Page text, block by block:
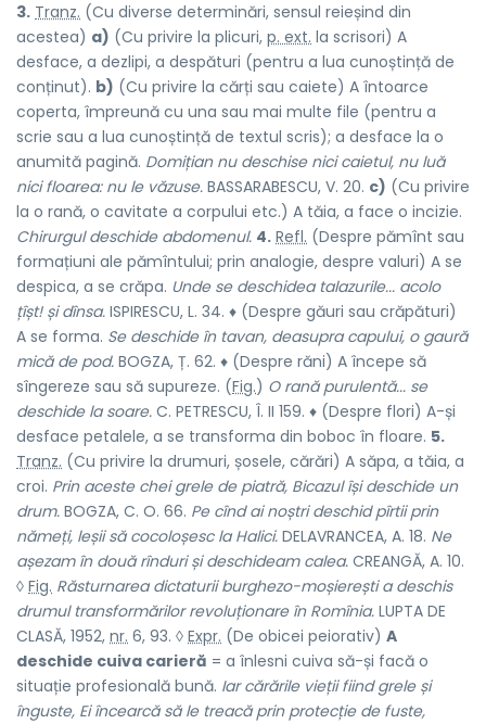
3. Tranz. (Cu diverse determinări, sensul reieșind din
acestea) a) (Cu privire la plicuri, p. ext. la scrisori) A
desface, a dezlipi, a despături (pentru a lua cunoștință de
conținut). b) (Cu privire la cărți sau caiete) A întoarce
coperta, împreună cu una sau mai multe file (pentru a
scrie sau a lua cunoștință de textul scris); a desface la o
anumită pagină. Domițian nu deschise nici caietul, nu luă
nici floarea: nu le văzuse. BASSARABESCU, V. 20. c) (Cu privire
la o rană, o cavitate a corpului etc.) A tăia, a face o incizie.
Chirurgul deschide abdomenul. 4. Refl. (Despre pămînt sau
formațiuni ale pămîntului; prin analogie, despre valuri) A se
despica, a se crăpa. Unde se deschidea talazurile... acolo
țîșt! și dînsa. ISPIRESCU, L. 34. ♦ (Despre găuri sau crăpături)
A se forma. Se deschide în tavan, deasupra capului, o gaură
mică de pod. BOGZA, Ț. 62. ♦ (Despre răni) A începe să
sîngereze sau să supureze. (Fig.) O rană purulentă... se
deschide la soare. C. PETRESCU, Î. II 159. ♦ (Despre flori) A-și
desface petalele, a se transforma din boboc în floare. 5.
Tranz. (Cu privire la drumuri, șosele, cărări) A săpa, a tăia, a
croi. Prin aceste chei grele de piatră, Bicazul își deschide un
drum. BOGZA, C. O. 66. Pe cînd ai noștri deschid pîrtii prin
nămeți, leșii să cocoloșesc la Halici. DELAVRANCEA, A. 18. Ne
așezam în două rînduri și deschideam calea. CREANGĂ, A. 10.
◊ Fig. Răsturnarea dictaturii burghezo-moșierești a deschis
drumul transformărilor revoluționare în Romînia. LUPTA DE
CLASĂ, 1952, nr. 6, 93. ◊ Expr. (De obicei peiorativ) A
deschide cuiva carieră = a înlesni cuiva să-și facă o
situație profesională bună. Iar cărările vieții fiind grele și
înguste, Ei încearcă să le treacă prin protecție de fuste,